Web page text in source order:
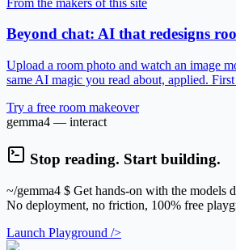
Beyond chat: AI that redesigns
Upload a room photo and watch an image
same AI magic you read about, applied.
Try a free room makeover
gemma4 — interact
Stop reading. Start building.
~/gemma4 $ Get hands-on with the models
No deployment, no friction, 100% free
Launch Playground />